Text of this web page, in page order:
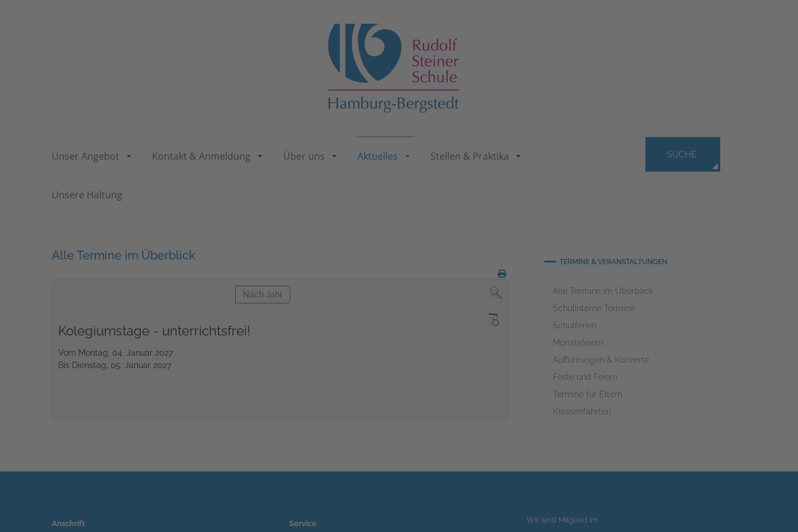
Unser Angebot Kontakt & Anmeldung Über uns Aktuelles Stellen & Praktika
Unsere Haltung
SUCHE
Alle Termine im Überblick
Nach Jahr
Kolegiumstage - unterrichtsfrei!
Vom Montag, 04. Januar 2027
Bis Dienstag, 05. Januar 2027
TERMINE & VERANSTALTUNGEN
Alle Termine im Überblick
Schulinterne Termine
Schulferien
Monatsfeiern
Aufführungen & Konzerte
Feste und Feiern
Termine für Eltern
Klassenfahrten
Anschrift Service Wir sind Mitglied im